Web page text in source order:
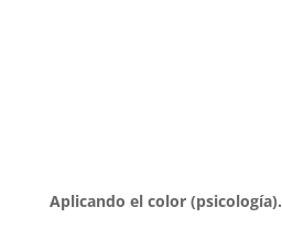
Aplicando el color (psicología).